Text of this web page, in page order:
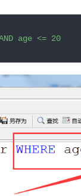
age <= 20